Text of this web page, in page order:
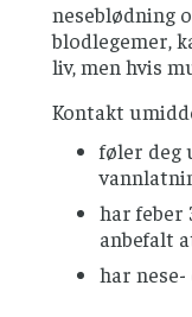
neseblødning
blodlegemer,
liv, men hvis
Kontakt
føler deg
har feber
anbefalt
har